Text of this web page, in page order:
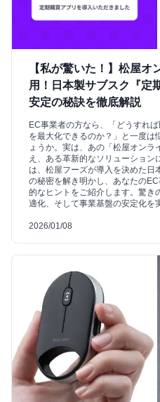
【私が驚いた！】松屋オ
用！日本製サブスク『定
安定の秘訣を徹底解説
EC事業者の方なら、「どうすれ
を最大化できるのか？」と一度は
ょうか。実は、あの「松屋オン
え、ある革新的なソリューショ
は、松屋フーズが導入を決めた日
の秘密を解き明かし、あなたの
的なヒントをご紹介します。驚き
適化、そして事業基盤の安定化を
2026/01/08